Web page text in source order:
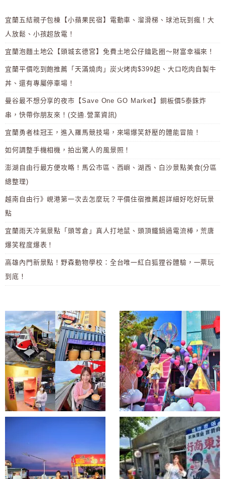
宜蘭五結親子包棟【小蘋果民宿】電動車、溜滑梯、球池玩到瘋！大
人放鬆、小孩超放電！
宜蘭泡麵土地公【頭城玄德宮】免費土地公仔鑰匙圈～財富幸福來！
宜蘭平價吃到飽推薦「天滿燒肉」炭火烤肉$399起、大口吃肉自製牛
丼、還有專屬停車場！
曼谷最不想分享的夜市【Save One GO Market】銅板價5泰銖炸
串，快帶你朋友來！(交通.營業資訊)
宜蘭勇者桂冠王，進入羅馬競技場，來場爆笑舒壓的體能冒險！
如何調整手機相機，拍出驚人的風景照！
澎湖自由行最方便攻略！馬公市區、西嶼、湖西、白沙景點美食(分區
總整理)
越南自由行》峴港第一次去怎麼玩？平價住宿推薦超詳細好吃好玩景
點
宜蘭雨天冷氣景點「頭等倉」真人打地鼠、頭頂鐵鍋過電流棒，荒唐
爆笑程度爆表！
高雄內門新景點！野森動物學校：全台唯一紅白狐狸谷體驗，一票玩
到底！